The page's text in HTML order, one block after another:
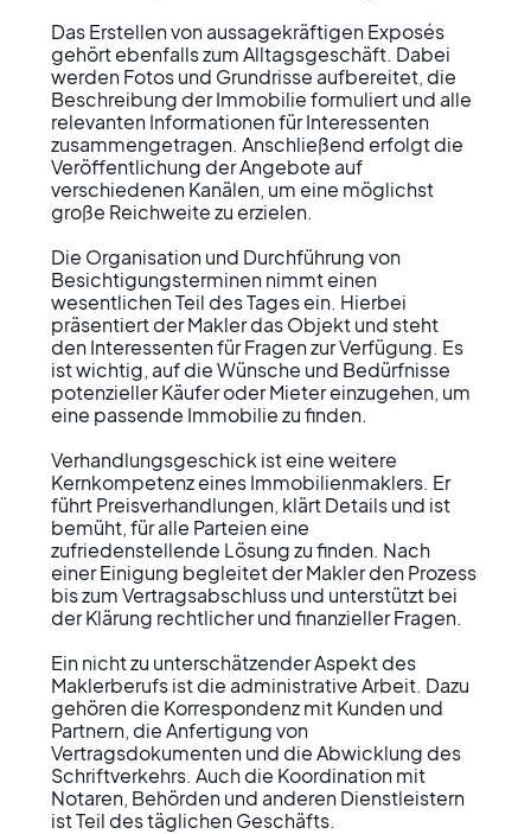
Das Erstellen von aussagekräftigen Exposés
gehört ebenfalls zum Alltagsgeschäft. Dabei
werden Fotos und Grundrisse aufbereitet, die
Beschreibung der Immobilie formuliert und alle
relevanten Informationen für Interessenten
zusammengetragen. Anschließend erfolgt die
Veröffentlichung der Angebote auf
verschiedenen Kanälen, um eine möglichst
große Reichweite zu erzielen.
Die Organisation und Durchführung von
Besichtigungsterminen nimmt einen
wesentlichen Teil des Tages ein. Hierbei
präsentiert der Makler das Objekt und steht
den Interessenten für Fragen zur Verfügung. Es
ist wichtig, auf die Wünsche und Bedürfnisse
potenzieller Käufer oder Mieter einzugehen, um
eine passende Immobilie zu finden.
Verhandlungsgeschick ist eine weitere
Kernkompetenz eines Immobilienmaklers. Er
führt Preisverhandlungen, klärt Details und ist
bemüht, für alle Parteien eine
zufriedenstellende Lösung zu finden. Nach
einer Einigung begleitet der Makler den Prozess
bis zum Vertragsabschluss und unterstützt bei
der Klärung rechtlicher und finanzieller Fragen.
Ein nicht zu unterschätzender Aspekt des
Maklerberufs ist die administrative Arbeit. Dazu
gehören die Korrespondenz mit Kunden und
Partnern, die Anfertigung von
Vertragsdokumenten und die Abwicklung des
Schriftverkehrs. Auch die Koordination mit
Notaren, Behörden und anderen Dienstleistern
ist Teil des täglichen Geschäfts.